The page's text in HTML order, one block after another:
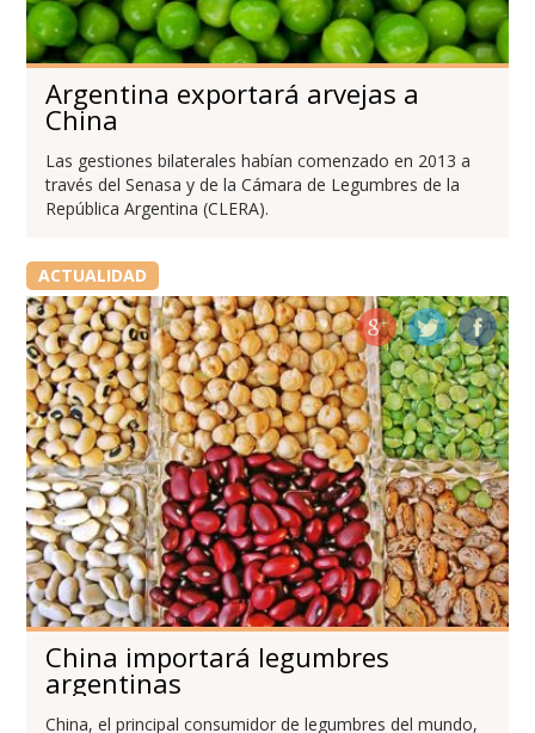
Argentina exportará arvejas a
China
Las gestiones bilaterales habían comenzado en 2013 a
través del Senasa y de la Cámara de Legumbres de la
República Argentina (CLERA).
ACTUALIDAD
China importará legumbres
argentinas
China, el principal consumidor de legumbres del mundo,